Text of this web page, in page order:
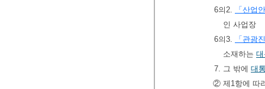
6의2.
「산업
인 사업장
6의3.
「관광
소재하는
7. 그 밖에 대
② 제1항에 따